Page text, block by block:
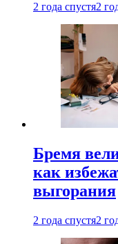
2 года спустя2
Бремя
как
выгорания
2 года спустя2